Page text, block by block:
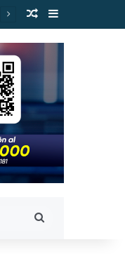
Publicación al
Barra lateral